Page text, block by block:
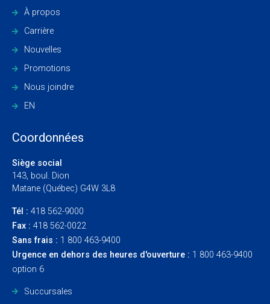
À propos
Carrière
Nouvelles
Promotions
Nous joindre
EN
Coordonnées
Siège social
143, boul. Dion
Matane (Québec) G4W 3L8
Tél : 418 562-9000
Fax : 418 562-0022
Sans frais : 1 800 463-9400
Urgence en dehors des heures d'ouverture : 1 800 463-9400
option 6
Succursales